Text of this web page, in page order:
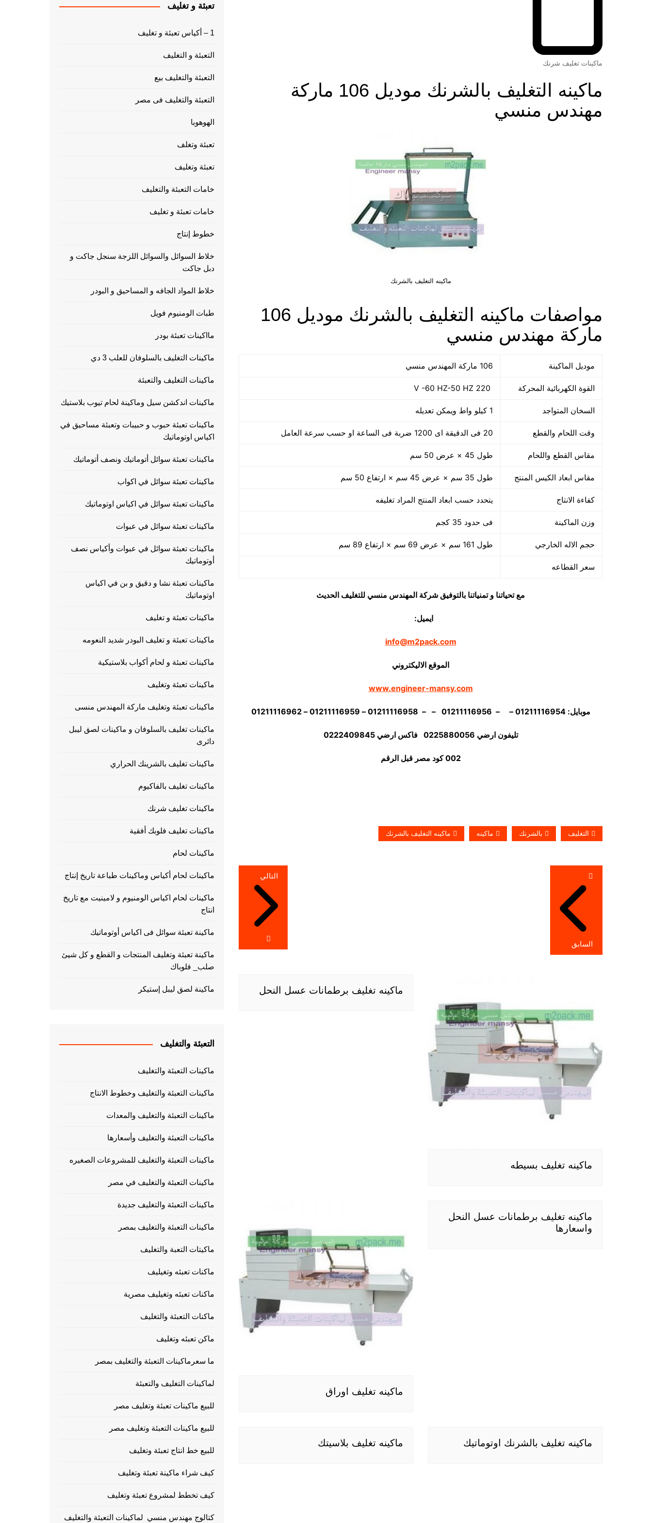
ماكينات تغليف شرنك
ماكينه التغليف بالشرنك موديل 106 ماركة
مهندس منسي
ماكينه التغليف بالشرنك
مواصفات ماكينه التغليف بالشرنك موديل 106
ماركة مهندس منسي
موديل الماكينة 106 ماركة المهندس منسي
القوة الكهربائية المحركة
السخان المتواجد 1 كيلو واط ويمكن تعديله
وقت اللحام والقطع 20 فى الدقيقة اى 1200 ضربة فى الساعة او حسب سرعة العامل
مقاس القطع واللحام طول 45 × عرض 50 سم
مقاس ابعاد الكيس المنتج طول 35 سم × عرض 45 سم × ارتفاع 50 سم
كفاءة الانتاج يتحدد حسب ابعاد المنتج المراد تغليفه
وزن الماكينة فى حدود 35 كجم
حجم الاله الخارجي طول 161 سم × عرض 69 سم × ارتفاع 89 سم
سعر القطاعه
مع تحياتنا و تمنياتنا بالتوفيق شركة المهندس منسي للتغليف الحديث
ايميل:
info@m2pack.com
الموقع الاليكتروني
www.engineer-mansy.com
موبايل: 01211116954 – – 01211116956 – – 01211116958 – 01211116959 – 01211116962
تليفون ارضي 0225880056 فاكس ارضي 0222409845
002 كود مصر قبل الرقم
التغليف بالشرنك ماكينه ماكينه التغليف بالشرنك
تصفّح
المقالات
السابق
التالي
ماكينه تغليف بسيطه
ماكينه تغليف برطمانات عسل النحل
ماكينه تغليف برطمانات عسل النحل
واسعارها
ماكينه تغليف اوراق
ماكينه تغليف بالشرنك اوتوماتيك ماكينه تغليف بلاسيتك
تعبئة و تغليف
1 – أكياس تعبئة و تغليف
التعبئة و التغليف
التعبئة والتغليف بيع
التعبئة والتغليف فى مصر
الهوهوبا
تعبئة وتغلف
تعبئة وتغليف
خامات التعبئة والتغليف
خامات تعبئة و تغليف
خطوط إنتاج
خلاط السوائل والسوائل اللزجة سنجل جاكت و
دبل جاكت
خلاط المواد الجافه و المساحيق و البودر
طبات الومنيوم فويل
مااكينات تعبئة بودر
ماكينات التغليف بالسلوفان للعلب 3 دي
ماكينات التغليف والتعبئة
ماكينات اندكشن سيل وماكينة لحام تيوب بلاستيك
ماكينات تعبئة حبوب و حبيبات وتعبئة مساحيق في
اكياس اوتوماتيك
ماكينات تعبئة سوائل أتوماتيك ونصف أتوماتيك
ماكينات تعبئة سوائل في اكواب
ماكينات تعبئة سوائل في اكياس اوتوماتيك
ماكينات تعبئة سوائل في عبوات
ماكينات تعبئة سوائل في عبوات وأكياس نصف
أوتوماتيك
ماكينات تعبئة نشا و دقيق و بن في اكياس
اوتوماتيك
ماكينات تعبئة و تغليف
ماكينات تعبئة و تغليف البودر شديد النعومه
ماكينات تعبئة و لحام أكواب بلاستيكية
ماكينات تعبئة وتغليف
ماكينات تعبئة وتغليف ماركة المهندس منسى
ماكينات تغليف بالسلوفان و ماكينات لصق ليبل
دائرى
ماكينات تغليف بالشرينك الحراري
ماكينات تغليف بالفاكيوم
ماكينات تغليف شرنك
ماكينات تغليف فلوبك أفقية
ماكينات لحام
ماكينات لحام أكياس وماكينات طباعة تاريخ إنتاج
ماكينات لحام اكياس الومنيوم و لامينيت مع تاريخ
انتاج
ماكينة تعبئة سوائل فى اكياس أوتوماتيك
ماكينة تعبئة وتغليف المنتجات و القطع و كل شيئ
صلب_ فلوباك
ماكينة لصق ليبل إستيكر
التعبئة والتغليف
ماكينات التعبئة والتغليف
ماكينات التعبئة والتغليف وخطوط الانتاج
ماكينات التعبئة والتغليف والمعدات
ماكينات التعبئة والتغليف وأسعارها
ماكينات التعبئة والتغليف للمشروعات الصغيره
ماكينات التعبئة والتغليف في مصر
ماكينات التعبئة والتغليف جديدة
ماكينات التعبئة والتغليف بمصر
ماكيتات التعبة والتغليف
ماكنات تعبئه وتغيليف
ماكنات تعبئه وتغيليف مصرية
ماكنات التعبئة والتغليف
ماكن تعبئه وتغليف
ما سعرماكينات التعبئة والتغليف بمصر
لماكينات التغليف والتعبئة
للبيع ماكينات تعبئة وتغليف مصر
للبيع ماكينات التعبئة وتغليف مصر
للبيع خط انتاج تعبئة وتغليف
كيف شراء ماكينة تعبئة وتغليف
كيف تخطط لمشروع تعبئة وتغليف
كتالوج مهندس منسي لماكينات التعبئة والتغليف